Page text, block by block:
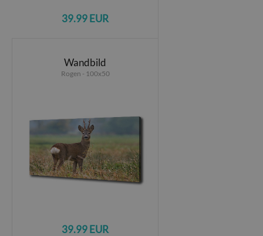
39.99 EUR
Wandbild
Rogen - 100x50
39.99 EUR